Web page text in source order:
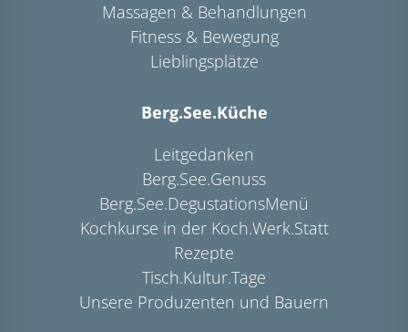
Massagen & Behandlungen
Fitness & Bewegung
Lieblingsplätze
Berg.See.Küche
Leitgedanken
Berg.See.Genuss
Berg.See.DegustationsMenü
Kochkurse in der Koch.Werk.Statt
Rezepte
Tisch.Kultur.Tage
Unsere Produzenten und Bauern